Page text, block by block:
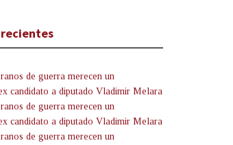
de guerra merecen un
candidato a diputado Vladimir Melara
de guerra merecen un
candidato a diputado Vladimir Melara
de guerra merecen un